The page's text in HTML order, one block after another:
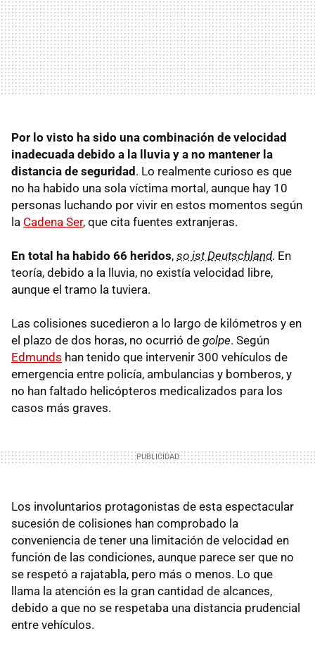
Por lo visto ha sido una combinación de velocidad
inadecuada debido a la lluvia y a no mantener la
distancia de seguridad . Lo realmente curioso es que
no ha habido una sola víctima mortal, aunque hay 10
personas luchando por vivir en estos momentos según
la Cadena Ser, que cita fuentes extranjeras.
En total ha habido 66 heridos, so ist Deutschland. En
teoría, debido a la lluvia, no existía velocidad libre,
aunque el tramo la tuviera.
Las colisiones sucedieron a lo largo de kilómetros y en
el plazo de dos horas, no ocurrió de golpe. Según
Edmunds han tenido que intervenir 300 vehículos de
emergencia entre policía, ambulancias y bomberos, y
no han faltado helicópteros medicalizados para los
casos más graves.
Los involuntarios protagonistas de esta espectacular
sucesión de colisiones han comprobado la
conveniencia de tener una limitación de velocidad en
función de las condiciones, aunque parece ser que no
se respetó a rajatabla, pero más o menos. Lo que
llama la atención es la gran cantidad de alcances,
debido a que no se respetaba una distancia prudencial
entre vehículos.